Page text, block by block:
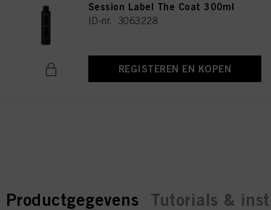
Session Label The Coat 300ml
ID-nr. 3063228
REGISTEREN EN KOPEN
current tab:
current tab:
Productgegevens Tutorials &